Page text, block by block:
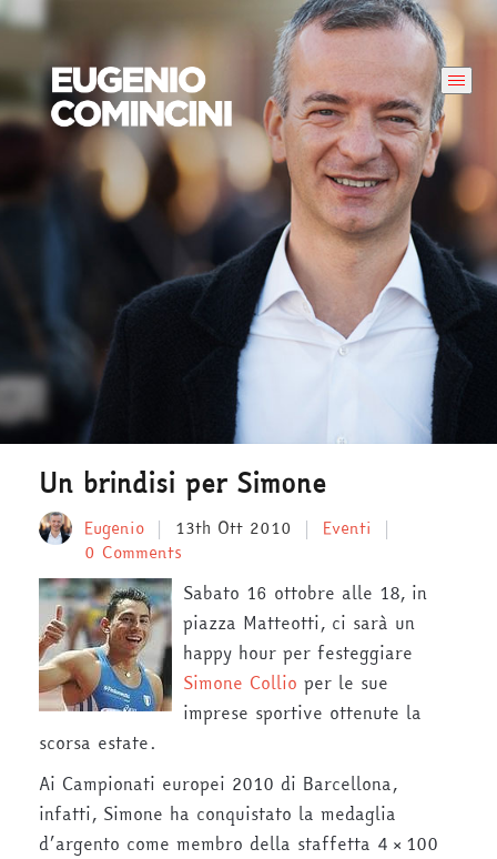
Un brindisi per Simone
Eugenio 13th Ott 2010
Eventi
0 Comments
Sabato 16 ottobre alle 18, in
piazza Matteotti, ci sarà un
happy hour per festeggiare
Simone Collio per le sue
imprese sportive ottenute la
scorsa estate.
Ai Campionati europei 2010 di Barcellona,
infatti, Simone ha conquistato la medaglia
d’argento come membro della staffetta 4×100